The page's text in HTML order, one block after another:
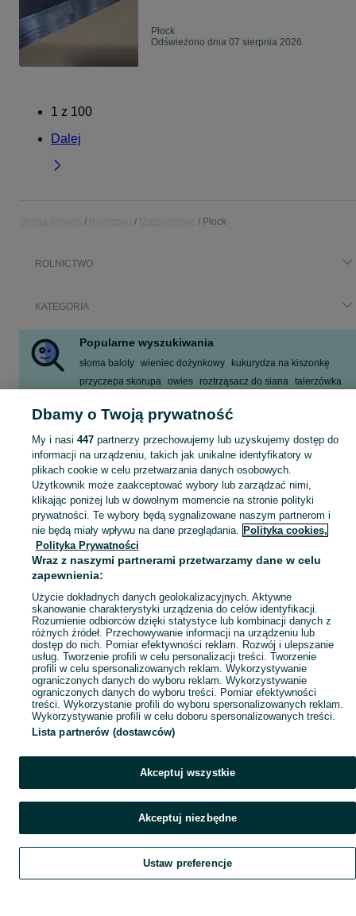
Płock
Odświeżono dnia 07 sierpnia 2026
1 z 100
Dalej
Płock
ROLNICTWO
KATEGORIA
Popularne wyszukiwania
słoma baloty wieniec dożynkowy
kukurydza na kiszonkę
przyczepa skorupa owies roztrząsacz do siana talerzówka
Zobacz Więcej
Sprzedaż artykułów rolniczych Płock ▶️ maszyny rolnicze, produkty rolne i inne ✅ Nowe i używane w dobrych cenach ✌ Znajdź oferty na OLX.pl!
Mapa kategorii
Mapa miejscowości
Mapa ministron
Popularne wyszukiwania
Szukaj Obserwujesz Dodaj Czat Konto
Dbamy o Twoją prywatność
My i nasi 447partnerzy przechowujemy lub uzyskujemy dostęp do
informacji na urządzeniu, takich jak unikalne identyfikatory w
plikach cookie w celu przetwarzania danych osobowych.
Użytkownik może zaakceptować wybory lub zarządzać nimi,
klikając poniżej lub w dowolnym momencie na stronie polityki
prywatności. Te wybory będą sygnalizowane naszym partnerom i
nie będą miały wpływu na dane przeglądania. Polityka cookies,
Polityka Prywatności
Wraz z naszymi partnerami przetwarzamy dane w celu
zapewnienia:
Użycie dokładnych danych geolokalizacyjnych. Aktywne
skanowanie charakterystyki urządzenia do celów identyfikacji.
Rozumienie odbiorców dzięki statystyce lub kombinacji danych z
różnych źródeł. Przechowywanie informacji na urządzeniu lub
dostęp do nich. Pomiar efektywności reklam. Rozwój i ulepszanie
usług. Tworzenie profili w celu personalizacji treści. Tworzenie
profili w celu spersonalizowanych reklam. Wykorzystywanie
ograniczonych danych do wyboru reklam. Wykorzystywanie
ograniczonych danych do wyboru treści. Pomiar efektywności
treści. Wykorzystanie profili do wyboru spersonalizowanych reklam.
Wykorzystywanie profili w celu doboru spersonalizowanych treści.
Lista partnerów (dostawców)
Akceptuj wszystkie
Akceptuj niezbędne
Ustaw preferencje